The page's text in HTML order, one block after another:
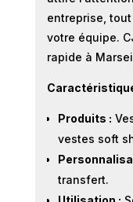
entreprise,
votre équipe.
rapide à
Produits :
vestes soft
transfert.